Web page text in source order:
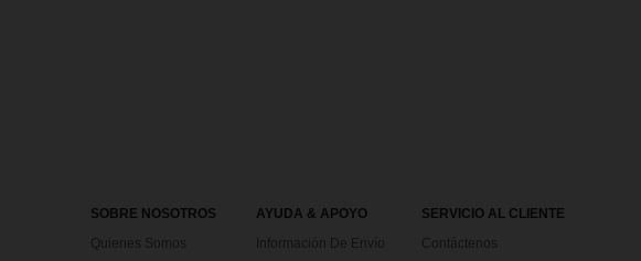
SOBRE NOSOTROS
Quienes Somos
AYUDA & APOYO
Información De Envío
SERVICIO AL CLIENTE
Contáctenos